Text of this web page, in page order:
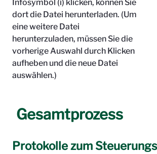
Infosymbol (i) klicken, können Sie
dort die Datei herunterladen. (Um
eine weitere Datei
herunterzuladen, müssen Sie die
vorherige Auswahl durch Klicken
aufheben und die neue Datei
auswählen.)
Gesamtprozess
Protokolle zum